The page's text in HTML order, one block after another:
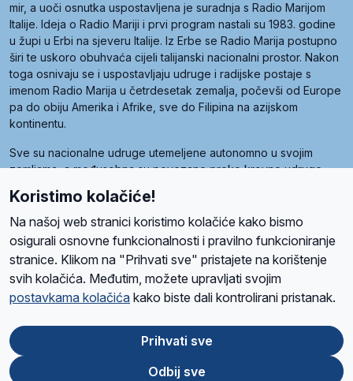
mir, a uoči osnutka uspostavljena je suradnja s Radio Marijom
Italije. Ideja o Radio Mariji i prvi program nastali su 1983. godine
u župi u Erbi na sjeveru Italije. Iz Erbe se Radio Marija postupno
širi te uskoro obuhvaća cijeli talijanski nacionalni prostor. Nakon
toga osnivaju se i uspostavljaju udruge i radijske postaje s
imenom Radio Marija u četrdesetak zemalja, počevši od Europe
pa do obiju Amerika i Afrike, sve do Filipina na azijskom
kontinentu.
Sve su nacionalne udruge utemeljene autonomno u svojim
zemljama, a međusobna su povezane preko krovne udruge
Radio Maria). Svjetsku obitelj utemeljilo je sedam članica, među
kojima je i hrvatska Udruga Radio Marija.
O namaRadio ProgramVolonteriPrijateljiKontaktPravila privatnosti
Ova stranica je zaštićena Google reCAPTCHA sustavom
Google
Koristimo kolačiće!
Na našoj web stranici koristimo kolačiće kako bismo
osigurali osnovne funkcionalnosti i pravilno funkcioniranje
stranice. Klikom na "Prihvati sve" pristajete na korištenje
svih kolačića. Međutim, možete upravljati svojim
postavkama kolačića kako biste dali kontrolirani pristanak.
Prihvati sve
Odbij sve